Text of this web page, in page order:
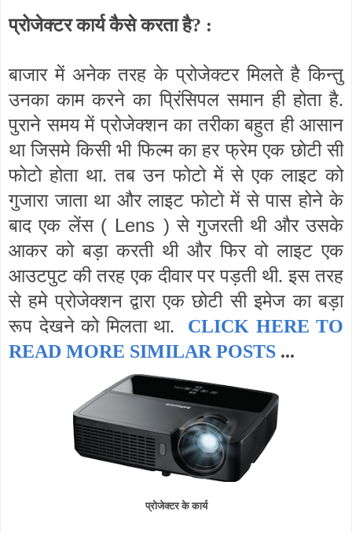
प्रोजेक्टर कार्य कैसे करता है? :
बाजार में अनेक तरह के प्रोजेक्टर मिलते है किन्तु
उनका काम करने का प्रिंसिपल समान ही होता है.
पुराने समय में प्रोजेक्शन का तरीका बहुत ही आसान
था जिसमे किसी भी फिल्म का हर फ्रेम एक छोटी सी
फोटो होता था. तब उन फोटो में से एक लाइट को
गुजारा जाता था और लाइट फोटो में से पास होने के
बाद एक लेंस ( Lens ) से गुजरती थी और उसके
आकर को बड़ा करती थी और फिर वो लाइट एक
आउटपुट की तरह एक दीवार पर पड़ती थी. इस तरह
से हमे प्रोजेक्शन द्वारा एक छोटी सी इमेज का बड़ा
रूप देखने को मिलता था. CLICK HERE TO
READ MORE SIMILAR POSTS ...
प्रोजेक्टर के कार्य